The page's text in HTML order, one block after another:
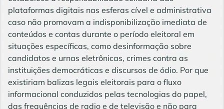
plataformas digitais nas esferas cível e administrativa
caso não promovam a indisponibilização imediata de
conteúdos e contas durante o período eleitoral em
situações específicas, como desinformação sobre
candidatos e urnas eletrônicas, crimes contra as
instituições democráticas e discursos de ódio. Por que
existiriam balizas legais eleitorais para o fluxo
informacional conduzidos pelas tecnologias do papel,
das frequências de radio e de televisão e não para